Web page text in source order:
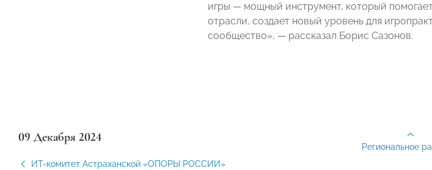
игры — мощный инструмент, который
отрасли, создает новый уровень для
сообщество», — рассказал Борис Сазонов.
09 Декабря 2024
ИТ-комитет Астраханской «ОПОРЫ РОССИИ»
Региональное